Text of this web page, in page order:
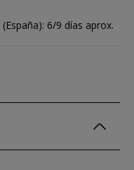
6/9 días aprox.